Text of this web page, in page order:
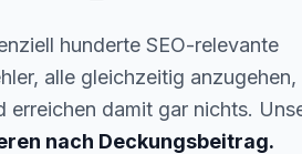
hunderte SEO-relevante
alle gleichzeitig anzugehen,
erreichen damit gar nichts.
nach Deckungsbeitrag.